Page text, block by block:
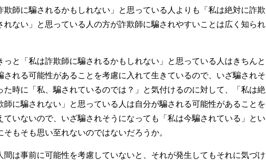
欺師に騙されるかもしれない」と思っている人よりも「私は絶対に詐欺
れない」と思っている人の方が詐欺師に騙されやすいことは広く知られ
っと「私は詐欺師に騙されるかもしれない」と思っている人はきちんと
される可能性があることを考慮に入れて生きているので、いざ騙されそ
た時に「私、騙されているのでは？」と気付けるのに対して、「私は絶
師に騙されない」と思っている人は自分が騙される可能性があることを
ていないので、いざ騙されそうになっても「私は今騙されている」とい
そもそも思い至れないのではないだろうか。
間は事前に可能性を考慮していないと、それが発生してもそれに気づけ